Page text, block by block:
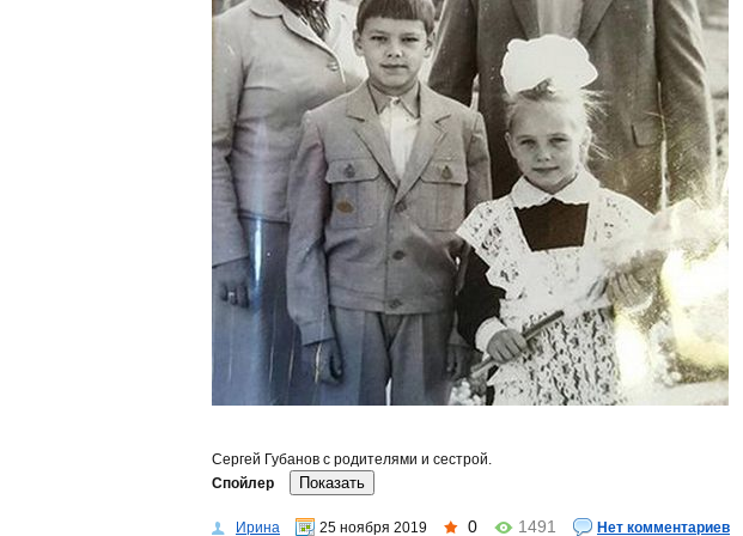
Сергей Губанов с родителями и сестрой.
Спойлер
Ирина 25 ноября 2019 0 1491 Нет комментариев